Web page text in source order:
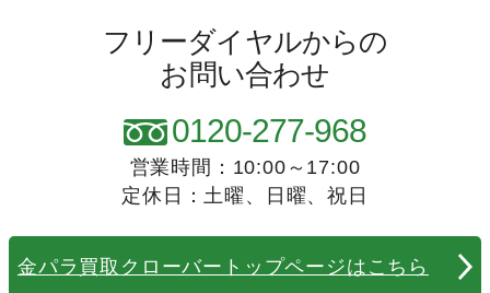
フリーダイヤルからの
お問い合わせ
0120-277-968
営業時間：10:00～17:00
定休日：土曜、日曜、祝日
金パラ買取クローバートップページはこちら